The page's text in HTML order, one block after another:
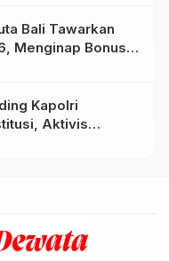
Bali Tawarkan
Menginap Bonus
Rp88.888
Kapolri
Aktivis
Sejarah